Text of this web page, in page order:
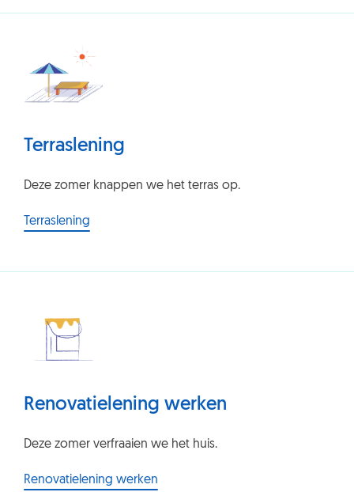
Terraslening
Deze zomer knappen we het terras op.
Terraslening
Renovatielening werken
Deze zomer verfraaien we het huis.
Renovatielening werken